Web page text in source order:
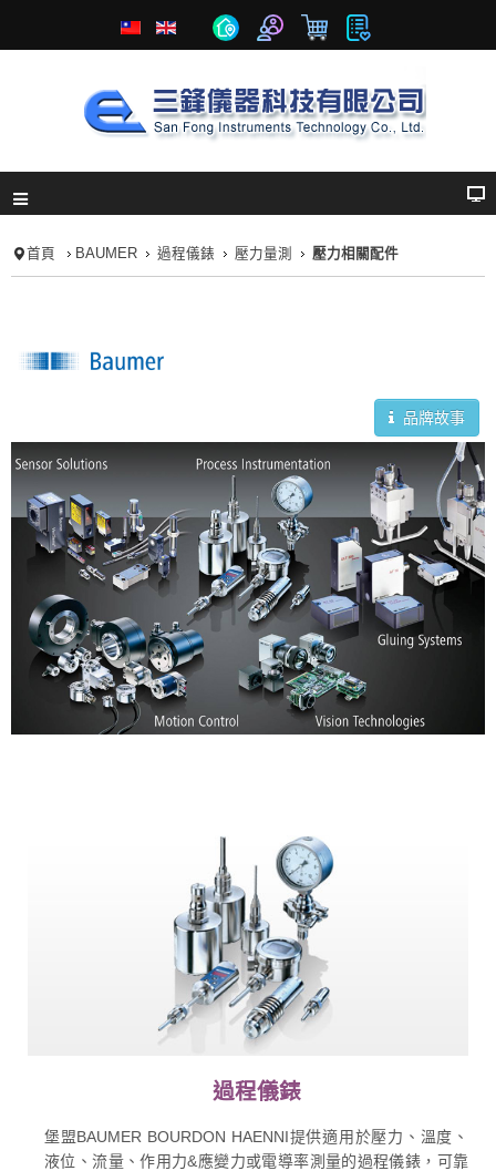
首頁 BAUMER 過程儀錶 壓力量測 壓力相關配件
品牌故事
過程儀錶
堡盟BAUMER BOURDON HAENNI提供適用於壓力、溫度、
液位、流量、作用力&應變力或電導率測量的過程儀錶，可靠